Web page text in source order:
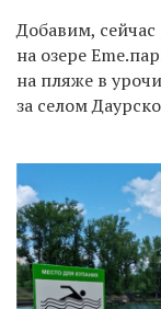
Добавим, сейчас
на озере
на пляже в
за селом